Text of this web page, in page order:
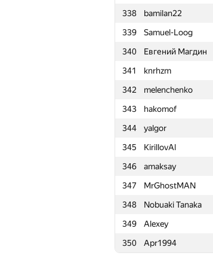
338
bamilan22
339
Samuel-Loog
340
Евгений Магдин
341
knrhzm
342
melenchenko
343
hakomof
344
yalgor
345
KirillovAl
346
amaksay
347
MrGhostMAN
348
Nobuaki Tanaka
349
Alexey
350
Apr1994
315
artur aganov
316
ryzhikov-88
317
sventeam
318
Даниил Ростилов
319
magical3000
320
GyeongGeun Kim
321
mark.kornejchik
322
hepfkm.ibragimov
323
petroff.97
324
kukovski.pavel
325
Сергей Гончаров
326
sagresash
327
a9177950